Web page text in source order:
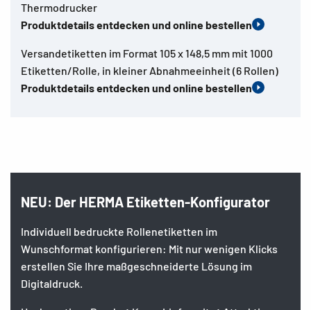
Thermodrucker
Produktdetails entdecken und online bestellen
Versandetiketten im Format 105 x 148,5 mm mit 1000
Etiketten/Rolle, in kleiner Abnahmeeinheit (6 Rollen)
Produktdetails entdecken und online bestellen
NEU: Der HERMA Etiketten-Konfigurator
Individuell bedruckte Rollenetiketten im
Wunschformat konfigurieren: Mit nur wenigen Klicks
erstellen Sie Ihre maßgeschneiderte Lösung im
Digitaldruck.